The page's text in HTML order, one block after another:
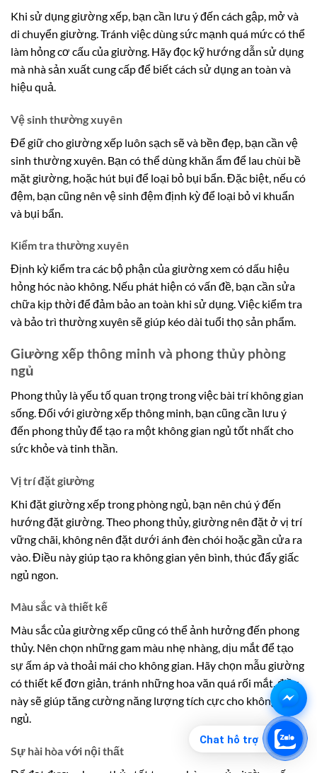
Chat hỗ trợ
Khi sử dụng giường xếp, bạn cần lưu ý đến cách gập, mở và
di chuyển giường. Tránh việc dùng sức mạnh quá mức có thể
làm hỏng cơ cấu của giường. Hãy đọc kỹ hướng dẫn sử dụng
mà nhà sản xuất cung cấp để biết cách sử dụng an toàn và
hiệu quả.
Vệ sinh thường xuyên
Để giữ cho giường xếp luôn sạch sẽ và bền đẹp, bạn cần vệ
sinh thường xuyên. Bạn có thể dùng khăn ẩm để lau chùi bề
mặt giường, hoặc hút bụi để loại bỏ bụi bẩn. Đặc biệt, nếu có
đệm, bạn cũng nên vệ sinh đệm định kỳ để loại bỏ vi khuẩn
và bụi bẩn.
Kiểm tra thường xuyên
Định kỳ kiểm tra các bộ phận của giường xem có dấu hiệu
hỏng hóc nào không. Nếu phát hiện có vấn đề, bạn cần sửa
chữa kịp thời để đảm bảo an toàn khi sử dụng. Việc kiểm tra
và bảo trì thường xuyên sẽ giúp kéo dài tuổi thọ sản phẩm.
Giường xếp thông minh và phong thủy phòng
ngủ
Phong thủy là yếu tố quan trọng trong việc bài trí không gian
sống. Đối với giường xếp thông minh, bạn cũng cần lưu ý
đến phong thủy để tạo ra một không gian ngủ tốt nhất cho
sức khỏe và tinh thần.
Vị trí đặt giường
Khi đặt giường xếp trong phòng ngủ, bạn nên chú ý đến
hướng đặt giường. Theo phong thủy, giường nên đặt ở vị trí
vững chãi, không nên đặt dưới ánh đèn chói hoặc gần cửa ra
vào. Điều này giúp tạo ra không gian yên bình, thúc đẩy giấc
ngủ ngon.
Màu sắc và thiết kế
Màu sắc của giường xếp cũng có thể ảnh hưởng đến phong
thủy. Nên chọn những gam màu nhẹ nhàng, dịu mắt để tạo
sự ấm áp và thoải mái cho không gian. Hãy chọn mẫu giường
có thiết kế đơn giản, tránh những hoa văn quá rối mắt, điều
này sẽ giúp tăng cường năng lượng tích cực cho không gian
ngủ.
Sự hài hòa với nội thất